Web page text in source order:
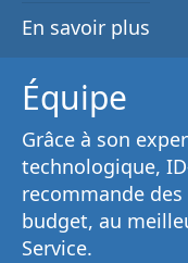
En savoir plus
Équipe
Grâce à son
technologique,
recommande
budget, au
Service.